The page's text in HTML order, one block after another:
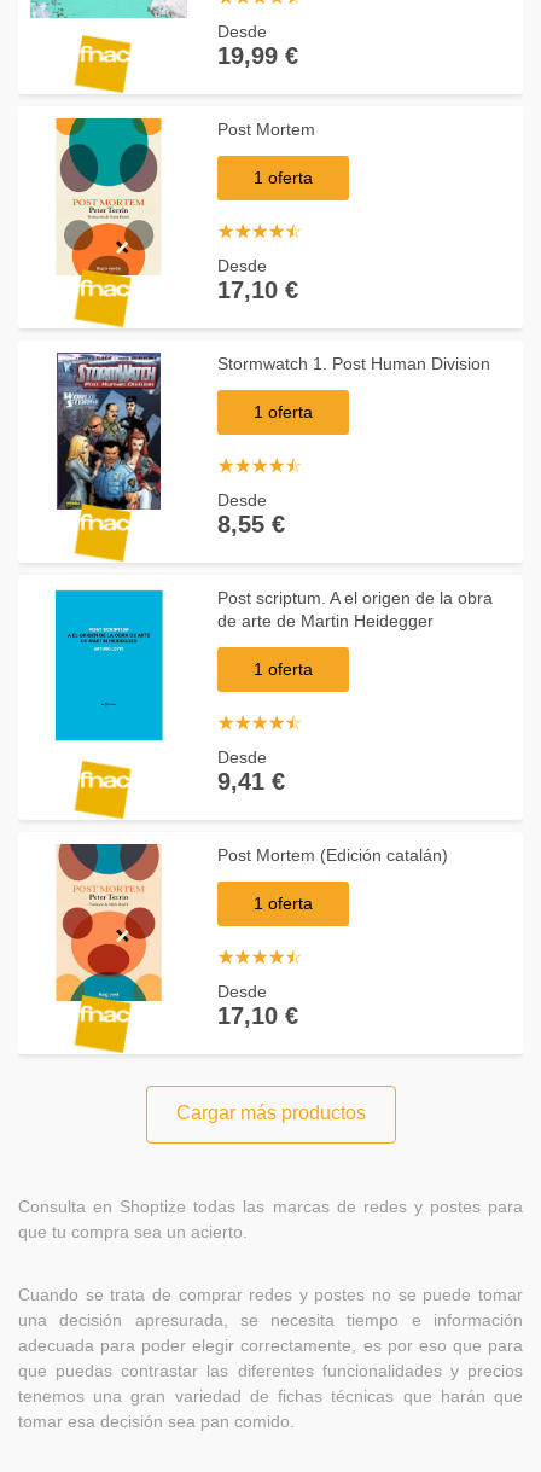
Desde
19,99 €
Post Mortem
1 oferta
☆☆☆☆☆
★★★★★
Desde
17,10 €
Stormwatch 1. Post Human Division
1 oferta
☆☆☆☆☆
★★★★★
Desde
8,55 €
Post scriptum. A el origen de la obra
de arte de Martin Heidegger
1 oferta
☆☆☆☆☆
★★★★★
Desde
9,41 €
Post Mortem (Edición catalán)
1 oferta
☆☆☆☆☆
★★★★★
Desde
17,10 €
Cargar más productos
Consulta en Shoptize todas las marcas de redes y postes para
que tu compra sea un acierto.
Cuando se trata de comprar redes y postes no se puede tomar
una decisión apresurada, se necesita tiempo e información
adecuada para poder elegir correctamente, es por eso que para
que puedas contrastar las diferentes funcionalidades y precios
tenemos una gran variedad de fichas técnicas que harán que
tomar esa decisión sea pan comido.